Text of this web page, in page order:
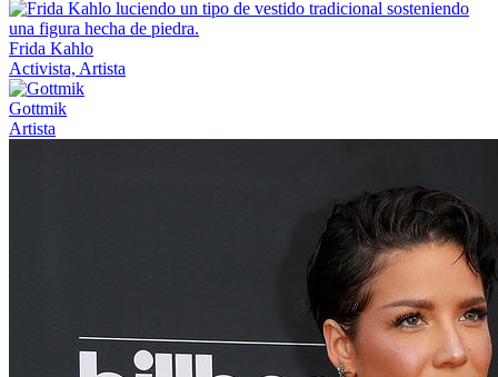
Frida Kahlo
Activista, Artista
Gottmik
Artista